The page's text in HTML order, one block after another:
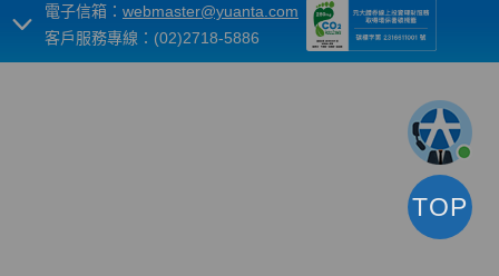
電子信箱： webmaster@yuanta.com
客戶服務專線：(02)2718-5886
TOP